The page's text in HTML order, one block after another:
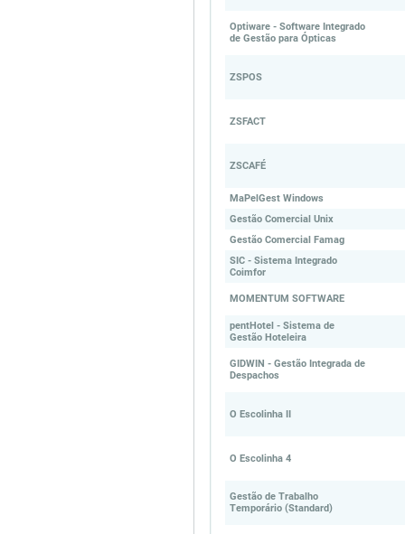
Optiware - Software Integrado
de Gestão para Ópticas
ZSPOS
ZSFACT
ZSCAFÉ
MaPelGest Windows
Gestão Comercial Unix
Gestão Comercial Famag
SIC - Sistema Integrado
Coimfor
MOMENTUM SOFTWARE
pentHotel - Sistema de
Gestão Hoteleira
GIDWIN - Gestão Integrada de
Despachos
O Escolinha II
O Escolinha 4
Gestão de Trabalho
Temporário (Standard)